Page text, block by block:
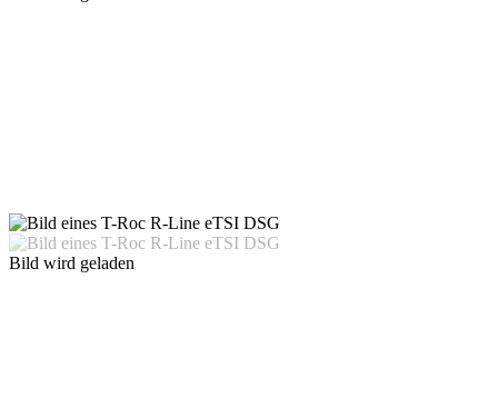
Bild wird geladen